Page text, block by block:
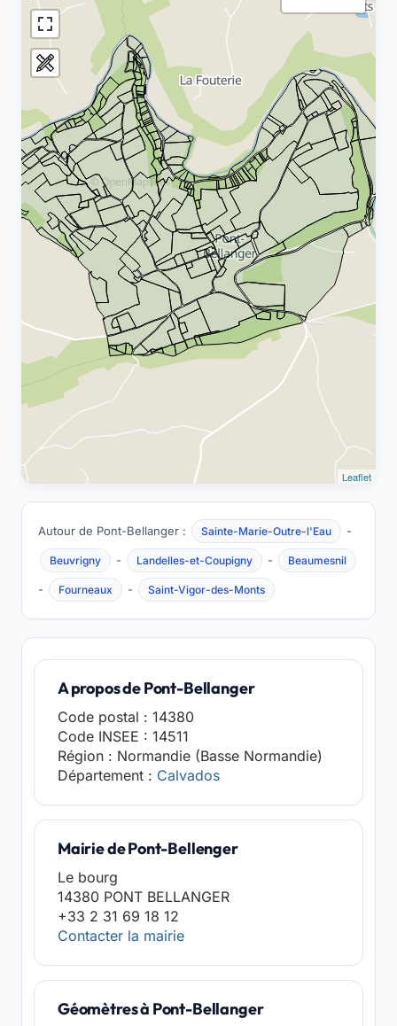
Leaflet
Autour de Pont-Bellanger : Sainte-Marie-Outre-l'Eau -
Beuvrigny - Landelles-et-Coupigny - Beaumesnil
- Fourneaux - Saint-Vigor-des-Monts
A propos de Pont-Bellanger
Code postal : 14380
Code INSEE : 14511
Région : Normandie (Basse Normandie)
Département : Calvados
Mairie de Pont-Bellenger
Le bourg
14380 PONT BELLANGER
+33 2 31 69 18 12
Contacter la mairie
Géomètres à Pont-Bellanger